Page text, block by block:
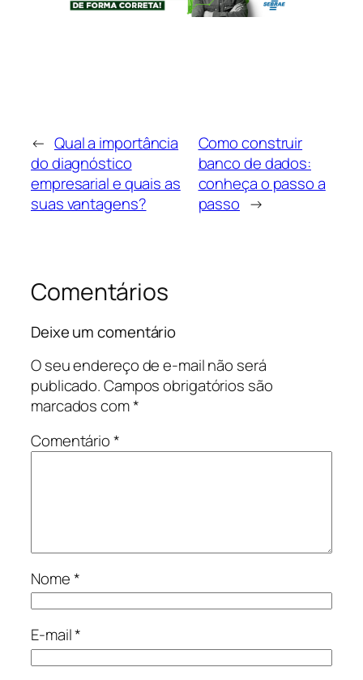
← Qual a importância
do diagnóstico
empresarial e quais as
suas vantagens?
Como construir
banco de dados:
conheça o passo a
passo →
Comentários
Deixe um comentário
O seu endereço de e-mail não será
publicado.Campos obrigatórios são
marcados com*
Comentário*
Nome*
E-mail*